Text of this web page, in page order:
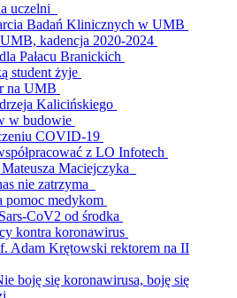
uczelni
Badań Klinicznych w UMB
kadencja 2020-2024
Pałacu Branickich
student żyje
na UMB
Kalicińskiego
w budowie
COVID-19
z LO Infotech
Maciejczyka
nie zatrzyma
pomoc medykom
CoV2 od środka
kontra koronawirus
Adam Krętowski rektorem na II
boję się koronawirusa, boję się